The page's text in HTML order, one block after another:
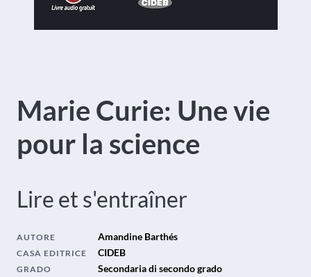
Marie Curie: Une vie
pour la science
Lire et s'entraîner
AUTORE Amandine Barthés
CASA EDITRICE CIDEB
GRADO Secondaria di secondo grado